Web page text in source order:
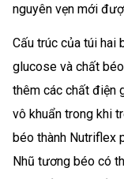
nguyên vẹn mới
Cấu trúc của túi hai
glucose và chất
thêm các chất điện
vô khuẩn trong khi
béo thành Nutriflex
Nhũ tương béo có